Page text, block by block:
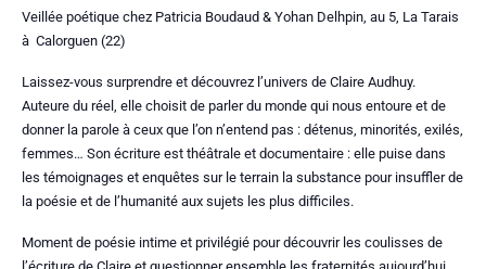
Veillée poétique chez Patricia Boudaud & Yohan Delhpin, au 5, La Tarais
à Calorguen (22)
Laissez-vous surprendre et découvrez l’univers de Claire Audhuy.
Auteure du réel, elle choisit de parler du monde qui nous entoure et de
donner la parole à ceux que l’on n’entend pas : détenus, minorités, exilés,
femmes… Son écriture est théâtrale et documentaire : elle puise dans
les témoignages et enquêtes sur le terrain la substance pour insuffler de
la poésie et de l’humanité aux sujets les plus difficiles.
Moment de poésie intime et privilégié pour découvrir les coulisses de